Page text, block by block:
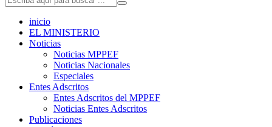
inicio
EL MINISTERIO
Noticias
Noticias MPPEF
Noticias Nacionales
Especiales
Entes Adscritos
Entes Adscritos del MPPEF
Noticias Entes Adscritos
Publicaciones